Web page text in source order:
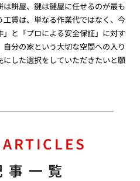
餅屋、鍵は鍵屋に任せるのが最も
賃は、単なる作業代ではなく、今
と「プロによる安全保証」に対す
分の家という大切な空間への入り
した選択をしていただきたいと願
事一覧